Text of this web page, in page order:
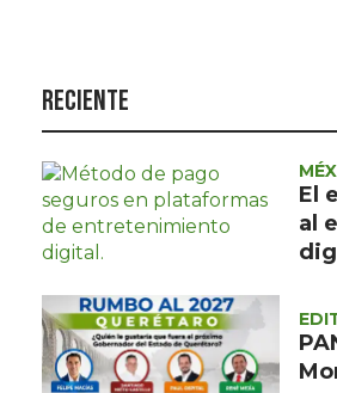
Política
Turismo
Asuntos Sociales
Opinión
Reciente
El
al